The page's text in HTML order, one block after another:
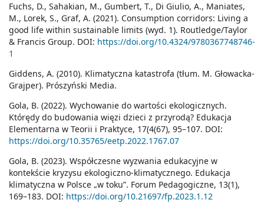
Fuchs, D., Sahakian, M., Gumbert, T., Di Giulio, A., Maniates,
M., Lorek, S., Graf, A. (2021). Consumption corridors: Living a
good life within sustainable limits (wyd. 1). Routledge/Taylor
& Francis Group. DOI: https://doi.org/10.4324/9780367748746-
1
Giddens, A. (2010). Klimatyczna katastrofa (tłum. M. Głowacka-
Grajper). Prószyński Media.
Gola, B. (2022). Wychowanie do wartości ekologicznych.
Którędy do budowania więzi dzieci z przyrodą? Edukacja
Elementarna w Teorii i Praktyce, 17(4(67), 95–107. DOI:
https://doi.org/10.35765/eetp.2022.1767.07
Gola, B. (2023). Współczesne wyzwania edukacyjne w
kontekście kryzysu ekologiczno-klimatycznego. Edukacja
klimatyczna w Polsce „w toku”. Forum Pedagogiczne, 13(1),
169–183. DOI: https://doi.org/10.21697/fp.2023.1.12